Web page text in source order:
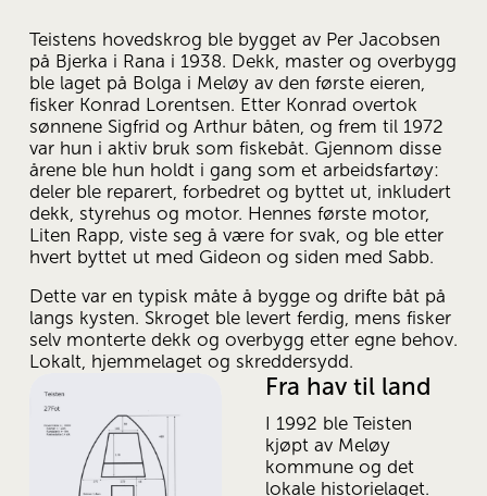
Teistens hovedskrog ble bygget av Per Jacobsen
på Bjerka i Rana i 1938. Dekk, master og overbygg
ble laget på Bolga i Meløy av den første eieren,
fisker Konrad Lorentsen. Etter Konrad overtok
sønnene Sigfrid og Arthur båten, og frem til 1972
var hun i aktiv bruk som fiskebåt. Gjennom disse
årene ble hun holdt i gang som et arbeidsfartøy:
deler ble reparert, forbedret og byttet ut, inkludert
dekk, styrehus og motor. Hennes første motor,
Liten Rapp, viste seg å være for svak, og ble etter
hvert byttet ut med Gideon og siden med Sabb.
Dette var en typisk måte å bygge og drifte båt på
langs kysten. Skroget ble levert ferdig, mens fisker
selv monterte dekk og overbygg etter egne behov.
Lokalt, hjemmelaget og skreddersydd.
Fra hav til land
I 1992 ble Teisten
kjøpt av Meløy
kommune og det
lokale historielaget.